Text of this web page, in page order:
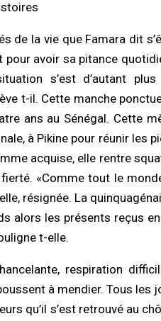
de la vie que Famara dit
avoir sa pitance
s’est d’autant
t-il. Cette manche
ans au Sénégal. Cette
à Pikine pour réunir les
acquise, elle rentre
«Comme tout le
résignée. La
alors les présents reçus
t-elle.
respiration
à mendier. Tous les
qu’il s’est retrouvé au